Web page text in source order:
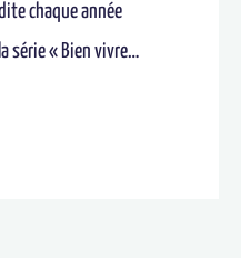
chaque année
série « Bien vivre…